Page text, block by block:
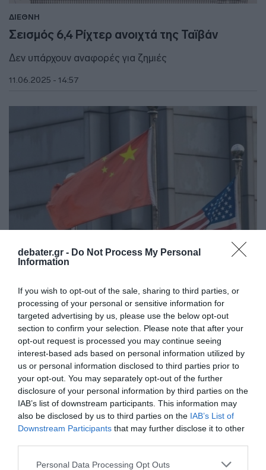
debater.gr - Do Not Process My Personal
Information
If you wish to opt-out of the sale, sharing to third parties, or
processing of your personal or sensitive information for
targeted advertising by us, please use the below opt-out
section to confirm your selection. Please note that after your
opt-out request is processed you may continue seeing
interest-based ads based on personal information utilized by
us or personal information disclosed to third parties prior to
your opt-out. You may separately opt-out of the further
disclosure of your personal information by third parties on the
IAB’s list of downstream participants. This information may
also be disclosed by us to third parties on the IAB’s List of
Downstream Participants that may further disclose it to other
Please note that this website/app uses one or more Google
Personal Data Processing Opt Outs
ΔΙΕΘΝΗ
Σεισμός 6,4 Ρίχτερ ανοιχτά της Ταϊβάν
Δεν υπάρχουν αναφορές για ζημιές
11.06.2025 - 14:57
Η Κίνα προειδοποιεί τις ΗΠΑ για την Ταϊβάν –
“Μην παίζετε με την φωτιά”
Η ΗΠΑ κατηγορεί την Κίνα ότι προετοιμάζει
στρατιωτική επέμβαση στην ΝΑ Ασία
01.06.2025 - 09:32